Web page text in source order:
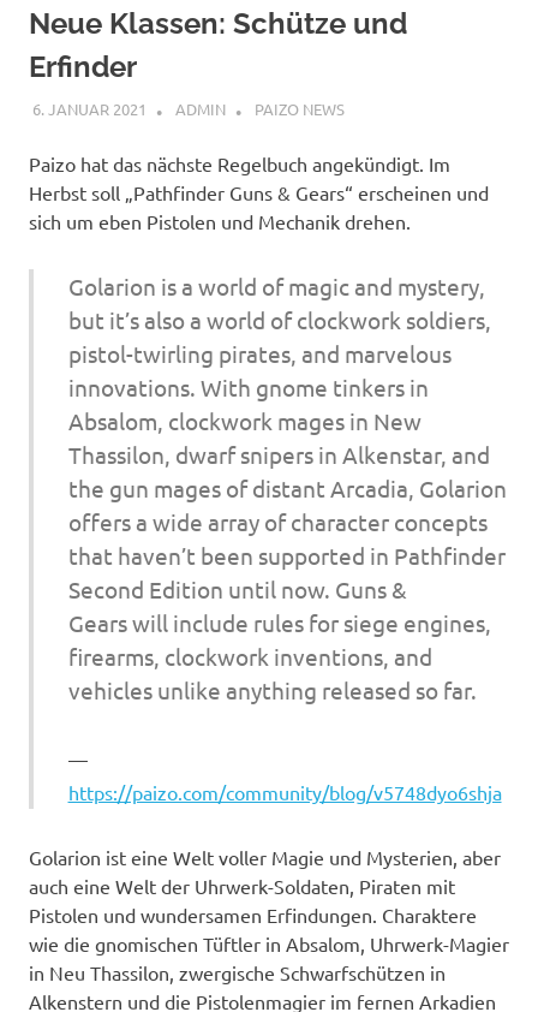
Neue Klassen: Schütze und
Erfinder
6. JANUAR 2021 ADMIN PAIZO NEWS
Paizo hat das nächste Regelbuch angekündigt. Im
Herbst soll „Pathfinder Guns & Gears“ erscheinen und
sich um eben Pistolen und Mechanik drehen.
Golarion is a world of magic and mystery,
but it’s also a world of clockwork soldiers,
pistol-twirling pirates, and marvelous
innovations. With gnome tinkers in
Absalom, clockwork mages in New
Thassilon, dwarf snipers in Alkenstar, and
the gun mages of distant Arcadia, Golarion
offers a wide array of character concepts
that haven’t been supported in Pathfinder
Second Edition until now. Guns &
Gearswill include rules for siege engines,
firearms, clockwork inventions, and
vehicles unlike anything released so far.
https://paizo.com/community/blog/v5748dyo6shja
Golarion ist eine Welt voller Magie und Mysterien, aber
auch eine Welt der Uhrwerk-Soldaten, Piraten mit
Pistolen und wundersamen Erfindungen. Charaktere
wie die gnomischen Tüftler in Absalom, Uhrwerk-Magier
in Neu Thassilon, zwergische Schwarfschützen in
Alkenstern und die Pistolenmagier im fernen Arkadien